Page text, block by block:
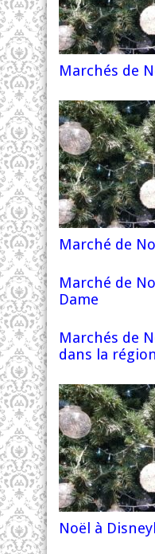
Marchés de
Marché de
Marché de
Dame
Marchés de
dans la
Noël à